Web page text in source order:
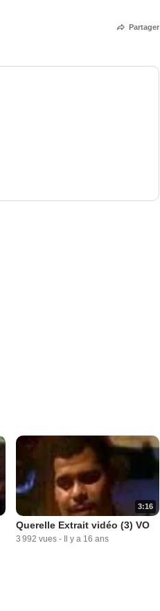
Partager
3:16
Querelle Extrait vidéo (3) VO
3 992 vues - Il y a 16 ans